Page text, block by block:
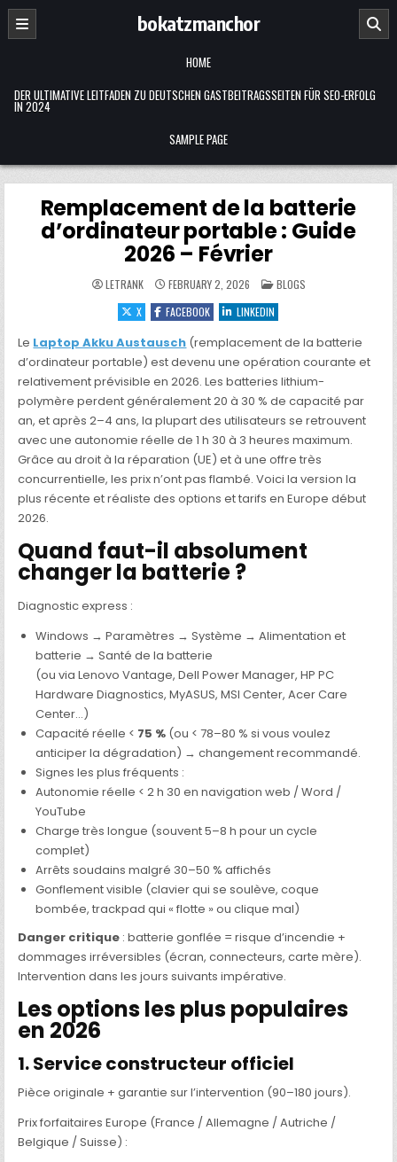
Skip
content
bokatzmanchor
HOME
DER ULTIMATIVE LEITFADEN ZU DEUTSCHEN GASTBEITRAGSSEITEN FÜR SEO-ERFOLG
IN 2024
SAMPLE PAGE
Remplacement de la batterie
d’ordinateur portable : Guide
2026 – Février
LETRANK FEBRUARY 2, 2026 POSTED
IN
BLOGS
X
FACEBOOK LINKEDIN
Le Laptop Akku Austausch (remplacement de la batterie
d’ordinateur portable) est devenu une opération courante et
relativement prévisible en 2026. Les batteries lithium-
polymère perdent généralement 20 à 30 % de capacité par
an, et après 2–4 ans, la plupart des utilisateurs se retrouvent
avec une autonomie réelle de 1 h 30 à 3 heures maximum.
Grâce au droit à la réparation (UE) et à une offre très
concurrentielle, les prix n’ont pas flambé. Voici la version la
plus récente et réaliste des options et tarifs en Europe début
2026.
Quand faut-il absolument
changer la batterie ?
Diagnostic express :
Windows → Paramètres → Système → Alimentation et
batterie → Santé de la batterie
(ou via Lenovo Vantage, Dell Power Manager, HP PC
Hardware Diagnostics, MyASUS, MSI Center, Acer Care
Center…)
Capacité réelle < 75 % (ou < 78–80 % si vous voulez
anticiper la dégradation) → changement recommandé.
Signes les plus fréquents :
Autonomie réelle < 2 h 30 en navigation web / Word /
YouTube
Charge très longue (souvent 5–8 h pour un cycle
complet)
Arrêts soudains malgré 30–50 % affichés
Gonflement visible (clavier qui se soulève, coque
bombée, trackpad qui « flotte » ou clique mal)
Danger critique : batterie gonflée = risque d’incendie +
dommages irréversibles (écran, connecteurs, carte mère).
Intervention dans les jours suivants impérative.
Les options les plus populaires
en 2026
1. Service constructeur officiel
Pièce originale + garantie sur l’intervention (90–180 jours).
Prix forfaitaires Europe (France / Allemagne / Autriche /
Belgique / Suisse) :